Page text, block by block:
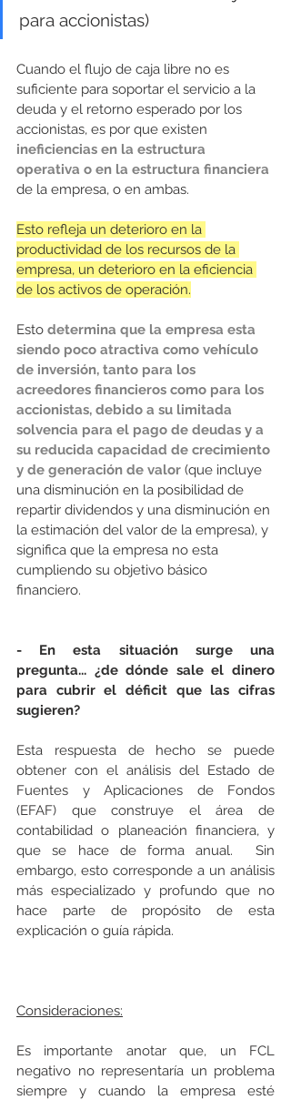
para accionistas)
Cuando el flujo de caja libre no es
suficiente para soportar el servicio a la
deuda y el retorno esperado por los
accionistas, es por que existen
ineficiencias en la estructura
operativa o en la estructura financiera
de la empresa, o en ambas.
Esto refleja un deterioro en la
productividad de los recursos de la
empresa, un deterioro en la eficiencia
de los activos de operación.
Esto determina que la empresa esta
siendo poco atractiva como vehículo
de inversión, tanto para los
acreedores financieros como para los
accionistas, debido a su limitada
solvencia para el pago de deudas y a
su reducida capacidad de crecimiento
y de generación de valor (que incluye
una disminución en la posibilidad de
repartir dividendos y una disminución en
la estimación del valor de la empresa), y
significa que la empresa no esta
cumpliendo su objetivo básico
financiero.
- En esta situación surge una
pregunta... ¿de dónde sale el dinero
para cubrir el déficit que las cifras
sugieren?
Esta respuesta de hecho se puede
obtener con el análisis del Estado de
Fuentes y Aplicaciones de Fondos
(EFAF) que construye el área de
contabilidad o planeación financiera, y
que se hace de forma anual.  Sin
embargo, esto corresponde a un análisis
más especializado y profundo que no
hace parte de propósito de esta
explicación o guía rápida.
Consideraciones:
Es importante anotar que, un FCL
negativo no representaría un problema
siempre y cuando la empresa esté